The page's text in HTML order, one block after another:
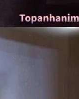
tai-anime